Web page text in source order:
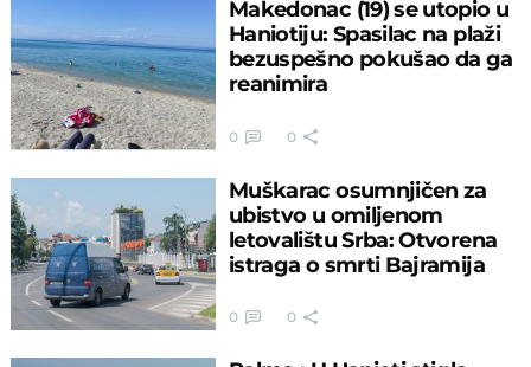
Makedonac (19) se utopio u
Haniotiju: Spasilac na plaži
bezuspešno pokušao da ga
reanimira
0 0
Muškarac osumnjičen za
ubistvo u omiljenom
letovalištu Srba: Otvorena
istraga o smrti Bajramija
0 0